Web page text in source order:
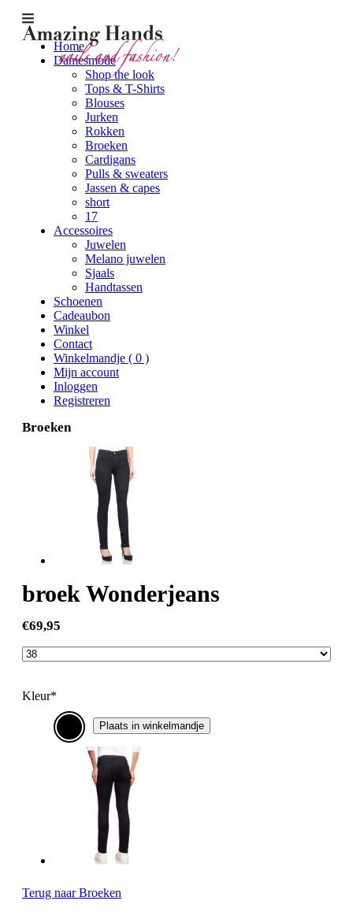
Home
Damesmode
Shop the look
Tops & T-Shirts
Blouses
Jurken
Rokken
Broeken
Cardigans
Pulls & sweaters
Jassen & capes
short
17
Accessoires
Juwelen
Melano juwelen
Sjaals
Handtassen
Schoenen
Cadeaubon
Winkel
Contact
Winkelmandje ( 0 )
Mijn account
Inloggen
Registreren
Broeken
broek Wonderjeans
€69,95
Kleur*
Plaats in winkelmandje
Terug naar Broeken